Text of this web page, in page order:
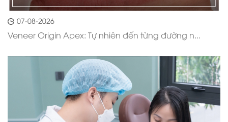
07-08-2026
Veneer Origin Apex: Tự nhiên đến từng đường n...